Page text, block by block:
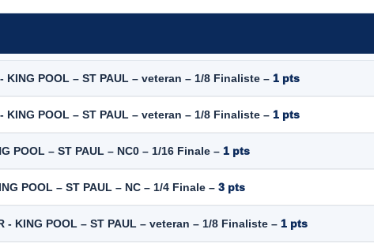
KING POOL – ST PAUL – veteran – 1/8 Finaliste – 1 pts
KING POOL – ST PAUL – veteran – 1/8 Finaliste – 1 pts
POOL – ST PAUL – NC0 – 1/16 Finale – 1 pts
POOL – ST PAUL – NC – 1/4 Finale – 3 pts
- KING POOL – ST PAUL – veteran – 1/8 Finaliste – 1 pts